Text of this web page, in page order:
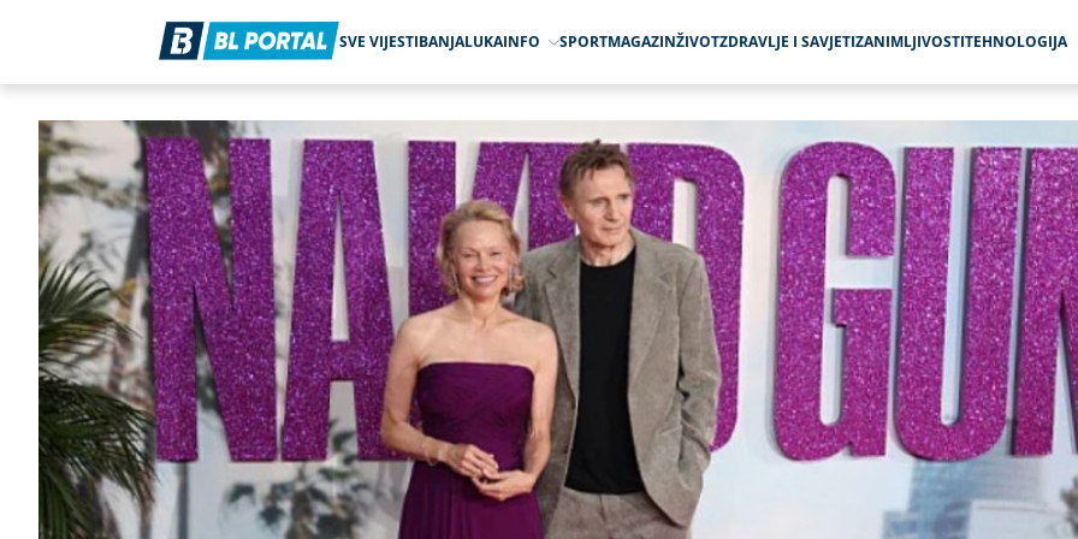
SVE VIJESTIBANJALUKAINFO SPORTMAGAZINŽIVOTZDRAVLJE I SAVJETIZANIMLJIVOSTITEHNOLOGIJA